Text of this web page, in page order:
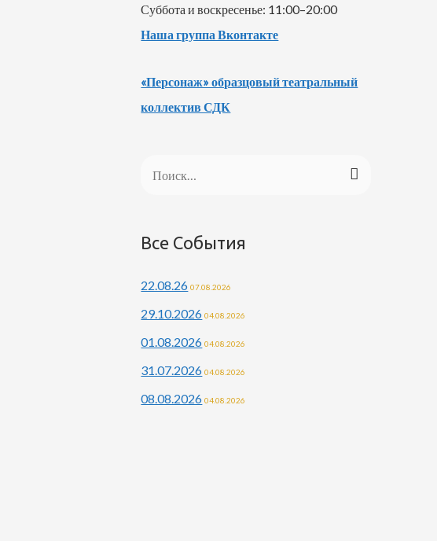
Суббота и воскресенье: 11:00–20:00
Наша группа Вконтакте
«Персонаж» образцовый театральный
коллектив СДК
Все События
22.08.26 07.08.2026
29.10.2026 04.08.2026
01.08.2026 04.08.2026
31.07.2026 04.08.2026
08.08.2026 04.08.2026